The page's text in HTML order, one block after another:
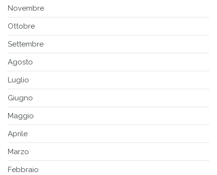
Novembre
Ottobre
Settembre
Agosto
Luglio
Giugno
Maggio
Aprile
Marzo
Febbraio